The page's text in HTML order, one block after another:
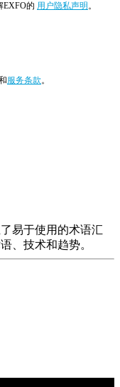
EXFO的 用户隐私声明 。
服务条款。
易于使用的术语汇
、技术和趋势。